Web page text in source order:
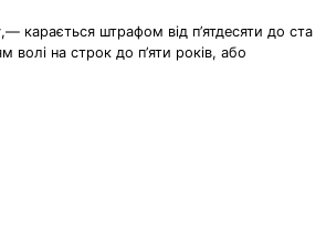
карається штрафом від п’ятдесяти до ста
на строк до п’яти років, або